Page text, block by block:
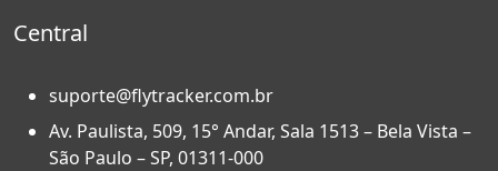
Central
suporte@flytracker.com.br
Av. Paulista, 509, 15° Andar, Sala 1513 – Bela Vista –
São Paulo – SP, 01311-000